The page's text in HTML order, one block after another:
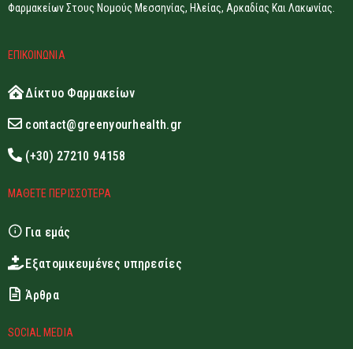
Φαρμακείων Στους Νομούς Μεσσηνίας, Ηλείας, Αρκαδίας Και Λακωνίας.
ΕΠΙΚΟΙΝΩΝΙΑ
Δίκτυο Φαρμακείων
contact@greenyourhealth.gr
(+30) 27210 94158
ΜΑΘΕΤΕ ΠΕΡΙΣΣΟΤΕΡΑ
Για εμάς
Εξατομικευμένες υπηρεσίες
Άρθρα
SOCIAL MEDIA